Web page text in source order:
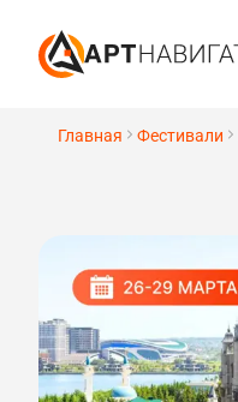
Главная Фестивали